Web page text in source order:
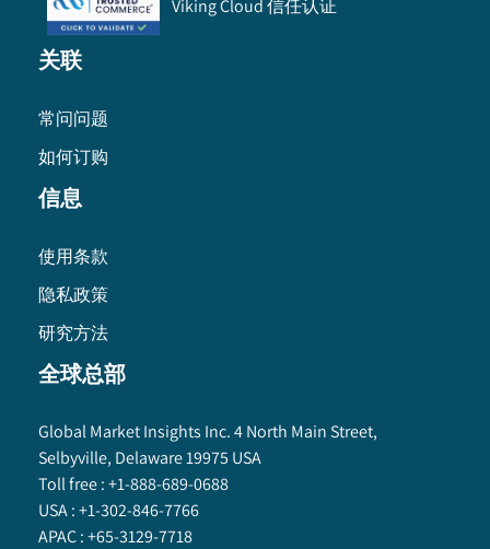
Viking Cloud 信任认证
关联
常问问题
如何订购
信息
使用条款
隐私政策
研究方法
全球总部
Global Market Insights Inc. 4 North Main Street,
Selbyville, Delaware 19975 USA
Toll free :+1-888-689-0688
USA :+1-302-846-7766
APAC :+65-3129-7718